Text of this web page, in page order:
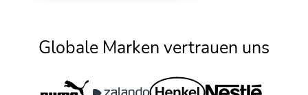
Globale Marken vertrauen uns